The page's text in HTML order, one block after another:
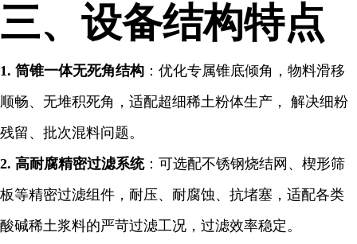
三、设备结构特点
1. 筒锥一体无死角结构 ：优化专属锥底倾角，物料滑移
顺畅、无堆积死角，适配超细稀土粉体生产， 解决细粉
残留、批次混料问题。
2. 高耐腐精密过滤系统：可选配不锈钢烧结网、楔形筛
板等精密过滤组件，耐压、耐腐蚀、抗堵塞，适配各类
酸碱稀土浆料的严苛过滤工况，过滤效率稳定。